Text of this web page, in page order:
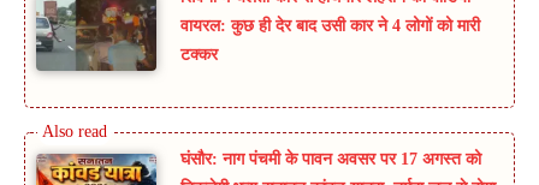
वायरल: कुछ ही देर बाद उसी कार ने 4 लोगों को मारी
टक्कर
घंसौर: नाग पंचमी के पावन अवसर पर 17 अगस्त को